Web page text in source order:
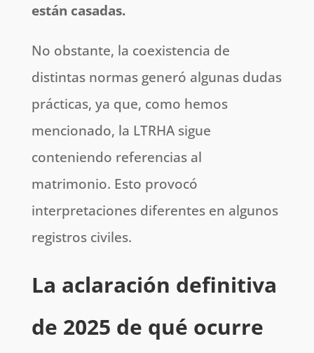
están casadas.
No obstante, la coexistencia de
distintas normas generó algunas dudas
prácticas, ya que, como hemos
mencionado, la LTRHA sigue
conteniendo referencias al
matrimonio. Esto provocó
interpretaciones diferentes en algunos
registros civiles.
La aclaración definitiva
de 2025 de qué ocurre